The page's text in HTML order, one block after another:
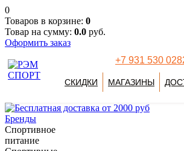
0
Товаров в корзине: 0
Товар на сумму: 0.0 руб.
Оформить заказ
+7 931 530
СКИДКИ МАГАЗИНЫ
Бренды
Спортивное
питание